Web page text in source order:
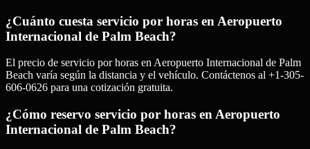
¿Cuánto cuesta servicio por horas en Aeropuerto
Internacional de Palm Beach?
El precio de servicio por horas en Aeropuerto Internacional de Palm
Beach varía según la distancia y el vehículo. Contáctenos al +1-305-
606-0626 para una cotización gratuita.
¿Cómo reservo servicio por horas en Aeropuerto
Internacional de Palm Beach?